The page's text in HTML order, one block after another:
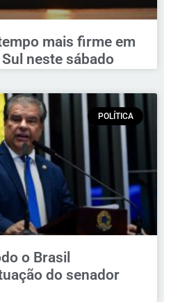
mais firme em
neste sábado
POLÍTICA
o Brasil
do senador